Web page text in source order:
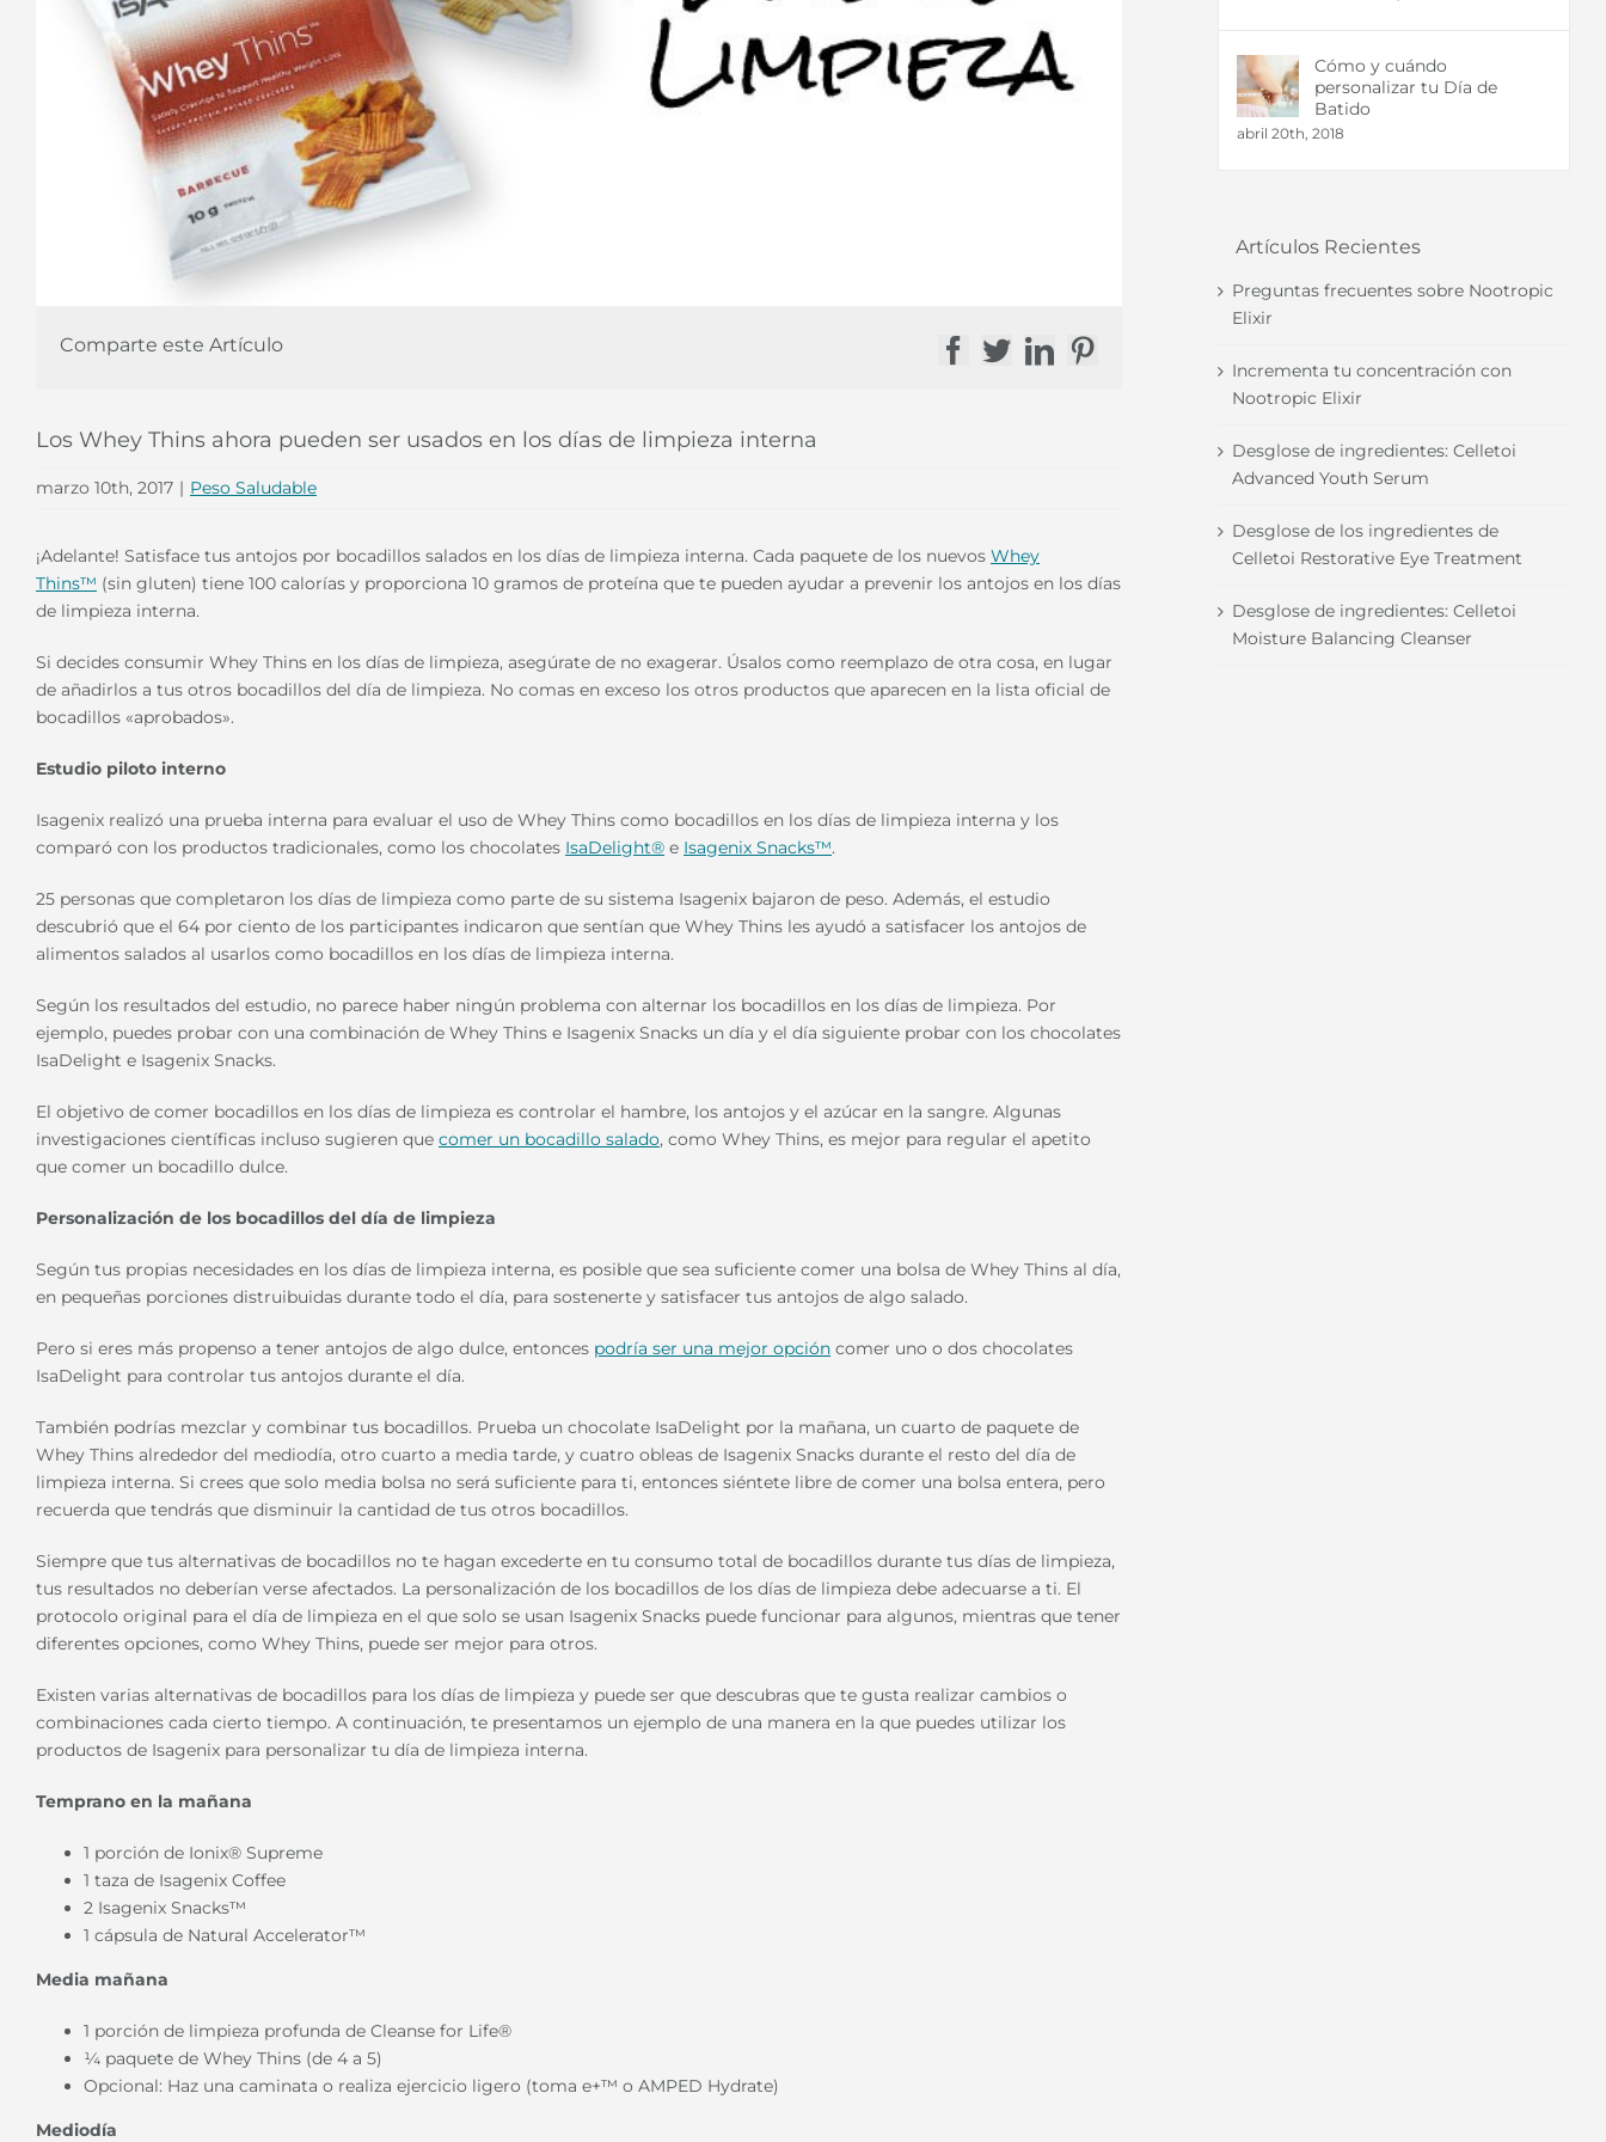
Comparte este Artículo
Facebook
TwitterLinkedIn
Pinterest
Los Whey Thins ahora pueden ser usados en los días de limpieza interna
marzo 10th, 2017 | Peso Saludable
¡Adelante! Satisface tus antojos por bocadillos salados en los días de limpieza interna. Cada paquete de los nuevos Whey
Thins™ (sin gluten) tiene 100 calorías y proporciona 10 gramos de proteína que te pueden ayudar a prevenir los antojos en los días
de limpieza interna.
Si decides consumir Whey Thins en los días de limpieza, asegúrate de no exagerar. Úsalos como reemplazo de otra cosa, en lugar
de añadirlos a tus otros bocadillos del día de limpieza. No comas en exceso los otros productos que aparecen en la lista oficial de
bocadillos «aprobados».
Estudio piloto interno
Isagenix realizó una prueba interna para evaluar el uso de Whey Thins como bocadillos en los días de limpieza interna y los
comparó con los productos tradicionales, como los chocolates IsaDelight® e Isagenix Snacks™.
25 personas que completaron los días de limpieza como parte de su sistema Isagenix bajaron de peso. Además, el estudio
descubrió que el 64 por ciento de los participantes indicaron que sentían que Whey Thins les ayudó a satisfacer los antojos de
alimentos salados al usarlos como bocadillos en los días de limpieza interna.
Según los resultados del estudio, no parece haber ningún problema con alternar los bocadillos en los días de limpieza. Por
ejemplo, puedes probar con una combinación de Whey Thins e Isagenix Snacks un día y el día siguiente probar con los chocolates
IsaDelight e Isagenix Snacks.
El objetivo de comer bocadillos en los días de limpieza es controlar el hambre, los antojos y el azúcar en la sangre. Algunas
investigaciones científicas incluso sugieren que comer un bocadillo salado, como Whey Thins, es mejor para regular el apetito
que comer un bocadillo dulce.
Personalización de los bocadillos del día de limpieza
Según tus propias necesidades en los días de limpieza interna, es posible que sea suficiente comer una bolsa de Whey Thins al día,
en pequeñas porciones distruibuidas durante todo el día, para sostenerte y satisfacer tus antojos de algo salado.
Pero si eres más propenso a tener antojos de algo dulce, entonces podría ser una mejor opción comer uno o dos chocolates
IsaDelight para controlar tus antojos durante el día.
También podrías mezclar y combinar tus bocadillos. Prueba un chocolate IsaDelight por la mañana, un cuarto de paquete de
Whey Thins alrededor del mediodía, otro cuarto a media tarde, y cuatro obleas de Isagenix Snacks durante el resto del día de
limpieza interna. Si crees que solo media bolsa no será suficiente para ti, entonces siéntete libre de comer una bolsa entera, pero
recuerda que tendrás que disminuir la cantidad de tus otros bocadillos.
Siempre que tus alternativas de bocadillos no te hagan excederte en tu consumo total de bocadillos durante tus días de limpieza,
tus resultados no deberían verse afectados. La personalización de los bocadillos de los días de limpieza debe adecuarse a ti. El
protocolo original para el día de limpieza en el que solo se usan Isagenix Snacks puede funcionar para algunos, mientras que tener
diferentes opciones, como Whey Thins, puede ser mejor para otros.
Existen varias alternativas de bocadillos para los días de limpieza y puede ser que descubras que te gusta realizar cambios o
combinaciones cada cierto tiempo. A continuación, te presentamos un ejemplo de una manera en la que puedes utilizar los
productos de Isagenix para personalizar tu día de limpieza interna.
Temprano en la mañana
1 porción de Ionix® Supreme
1 taza de Isagenix Coffee
2 Isagenix Snacks™
1 cápsula de Natural Accelerator™
Media mañana
1 porción de limpieza profunda de Cleanse for Life®
¼ paquete de Whey Thins (de 4 a 5)
Opcional: Haz una caminata o realiza ejercicio ligero (toma e+™ o AMPED Hydrate)
Mediodía
Cómo y cuándo
personalizar tu Día de
Batido
abril 20th, 2018
Artículos Recientes
Preguntas frecuentes sobre Nootropic
Elixir
Incrementa tu concentración con
Nootropic Elixir
Desglose de ingredientes: Celletoi
Advanced Youth Serum
Desglose de los ingredientes de
Celletoi Restorative Eye Treatment
Desglose de ingredientes: Celletoi
Moisture Balancing Cleanser